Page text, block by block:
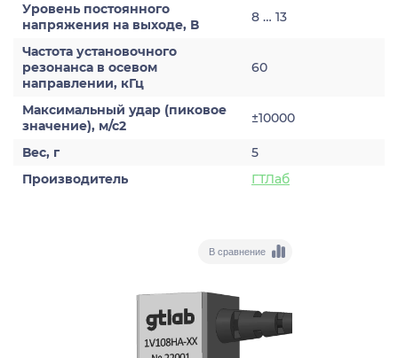
Уровень постоянного
напряжения на выходе, В
8 … 13
Частота установочного
резонанса в осевом
направлении, кГц
60
Максимальный удар (пиковое
значение), м/с2
±10000
Вес, г
5
Производитель
ГТЛаб
В сравнение